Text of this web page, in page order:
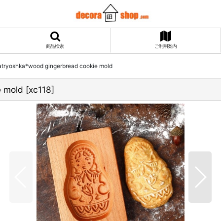
商品検索 ご利用案内
gingerbread cookie mold
mold [xc118]